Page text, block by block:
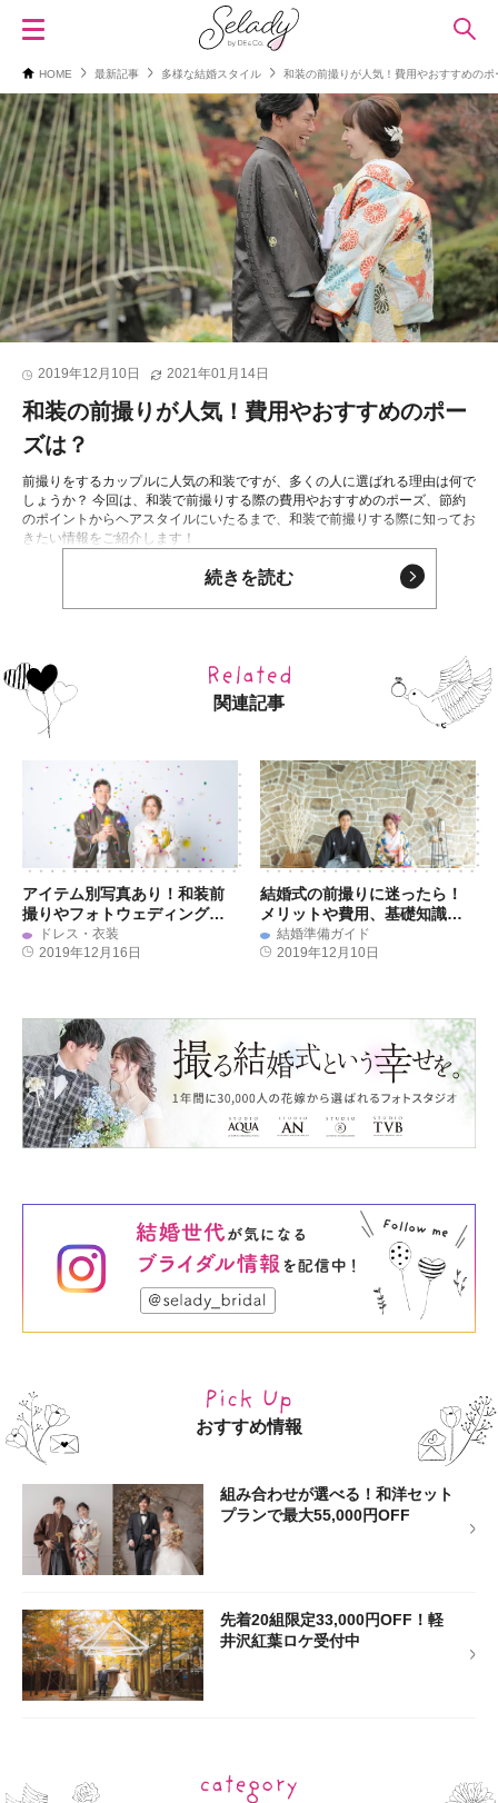
HOME 最新記事 多様な結婚スタイル 和装の前撮りが人気！費用やおすすめのポ
2019年12月10日 2021年01月14日
和装の前撮りが人気！費用やおすすめのポー
ズは？
前撮りをするカップルに人気の和装ですが、多くの人に選ばれる理由は何で
しょうか？ 今回は、和装で前撮りする際の費用やおすすめのポーズ、節約
のポイントからヘアスタイルにいたるまで、和装で前撮りする際に知ってお
きたい情報をご紹介します！
続きを読む
関連記事
アイテム別写真あり！和装前
撮りやフォトウェディングに
使ってみたい小物特集
ドレス・衣装
2019年12月16日
結婚式の前撮りに迷ったら！
メリットや費用、基礎知識お
伝えします
結婚準備ガイド
2019年12月10日
おすすめ情報
組み合わせが選べる！和洋セット
プランで最大55,000円OFF
先着20組限定33,000円OFF！軽
井沢紅葉ロケ受付中